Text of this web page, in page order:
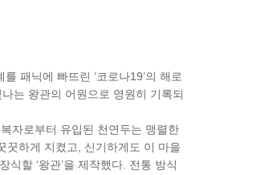
패닉에 빠뜨린 ‘코로나19’의 해로
는 왕관의 어원으로 영원히 기록되
자로부터 유입된 천연두는 맹렬한
꿋하게 지켰고, 신기하게도 이 마을
할 ‘왕관’을 제작했다. 전통 방식